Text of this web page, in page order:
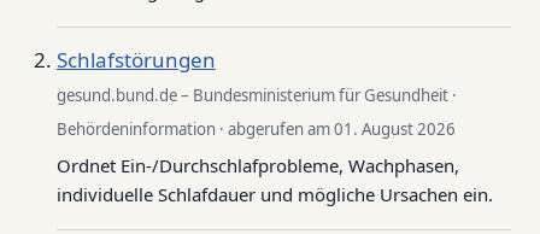
Schlafstörungen
gesund.bund.de – Bundesministerium für Gesundheit ·
Behördeninformation · abgerufen am 01. August 2026
Ordnet Ein-/Durchschlafprobleme, Wachphasen,
individuelle Schlafdauer und mögliche Ursachen ein.